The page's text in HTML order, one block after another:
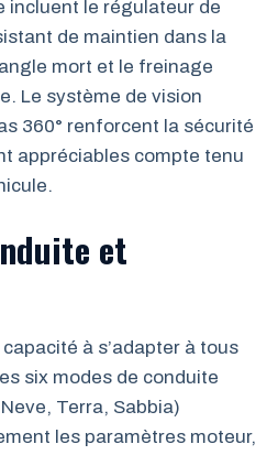
incluent le régulateur de
de maintien dans la
mort et le freinage
Le système de vision
360° renforcent la sécurité
appréciables compte tenu
et
capacité à s’adapter à tous
six modes de conduite
Terra, Sabbia)
les paramètres moteur,